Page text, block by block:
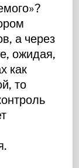
а через
ожидая,
как
то